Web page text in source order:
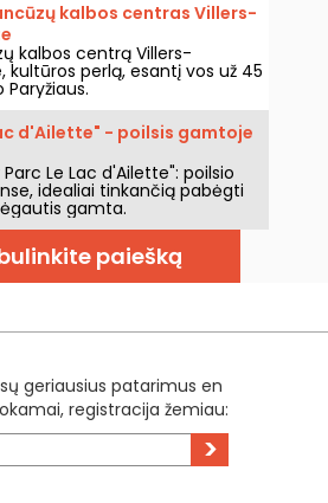
kalbos centras Villers-
kalbos centrą Villers-
perlą, esantį vos už 45
d'Ailette" - poilsis gamtoje
Le Lac d'Ailette": poilsio
idealiai tinkančią pabėgti
gamta.
paiešką
geriausius patarimus en
registracija žemiau:
>